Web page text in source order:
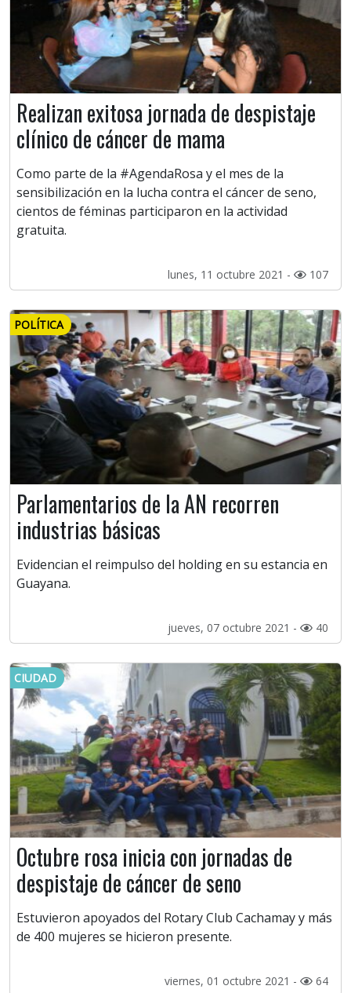
Realizan exitosa jornada de despistaje
clínico de cáncer de mama
Como parte de la #AgendaRosa y el mes de la
sensibilización en la lucha contra el cáncer de seno,
cientos de féminas participaron en la actividad
gratuita.
lunes, 11 octubre 2021 - 107
POLÍTICA
Parlamentarios de la AN recorren
industrias básicas
Evidencian el reimpulso del holding en su estancia en
Guayana.
jueves, 07 octubre 2021 - 40
CIUDAD
Octubre rosa inicia con jornadas de
despistaje de cáncer de seno
Estuvieron apoyados del Rotary Club Cachamay y más
de 400 mujeres se hicieron presente.
viernes, 01 octubre 2021 - 64